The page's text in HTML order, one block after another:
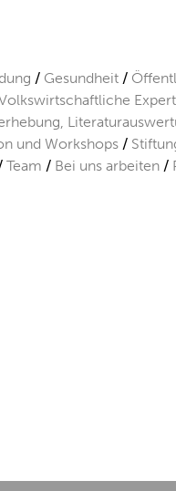
Gesundheit
und Workshops
Team Bei uns arbeiten